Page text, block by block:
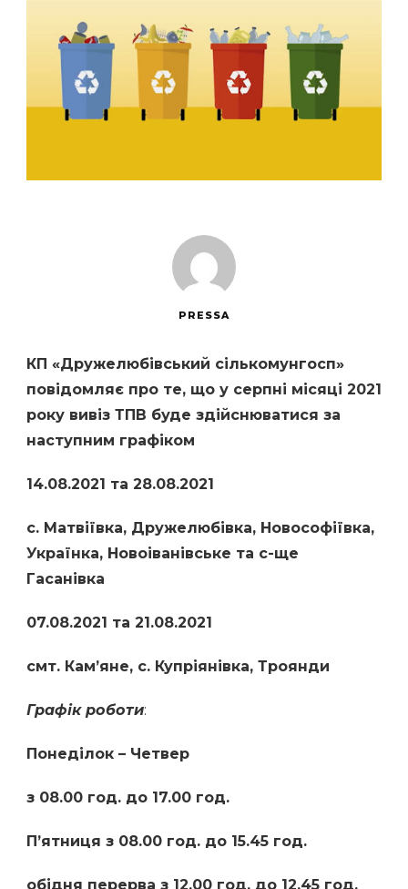
PRESSA
КП «Дружелюбівський сількомунгосп»
повідомляє про те, що у серпні місяці 2021
року вивіз ТПВ буде здійснюватися за
наступним графіком
14.08.2021 та 28.08.2021
с. Матвіївка, Дружелюбівка, Новософіївка,
Українка, Новоіванівське та с-ще
Гасанівка
07.08.2021 та 21.08.2021
смт. Кам’яне, с. Купріянівка, Троянди
Графік роботи:
Понеділок – Четвер
з 08.00 год. до 17.00 год.
П’ятниця з 08.00 год. до 15.45 год.
обідня перерва з 12.00 год. до 12.45 год.